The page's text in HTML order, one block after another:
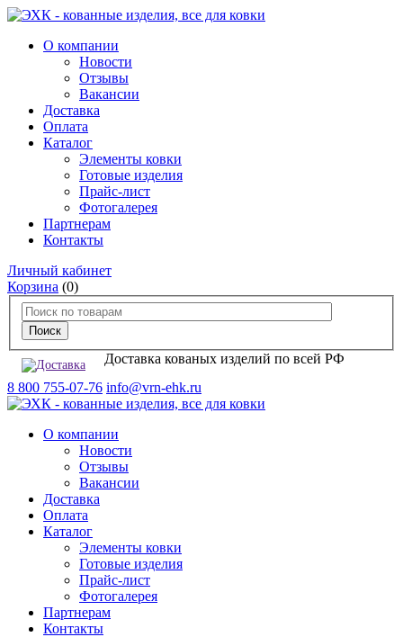
О компании
Новости
Отзывы
Вакансии
Доставка
Оплата
Каталог
Элементы ковки
Готовые изделия
Прайс-лист
Фотогалерея
Партнерам
Контакты
Личный кабинет
Корзина (0)
Доставка кованых изделий по всей РФ
8 800 755-07-76 info@vrn-ehk.ru
О компании
Новости
Отзывы
Вакансии
Доставка
Оплата
Каталог
Элементы ковки
Готовые изделия
Прайс-лист
Фотогалерея
Партнерам
Контакты